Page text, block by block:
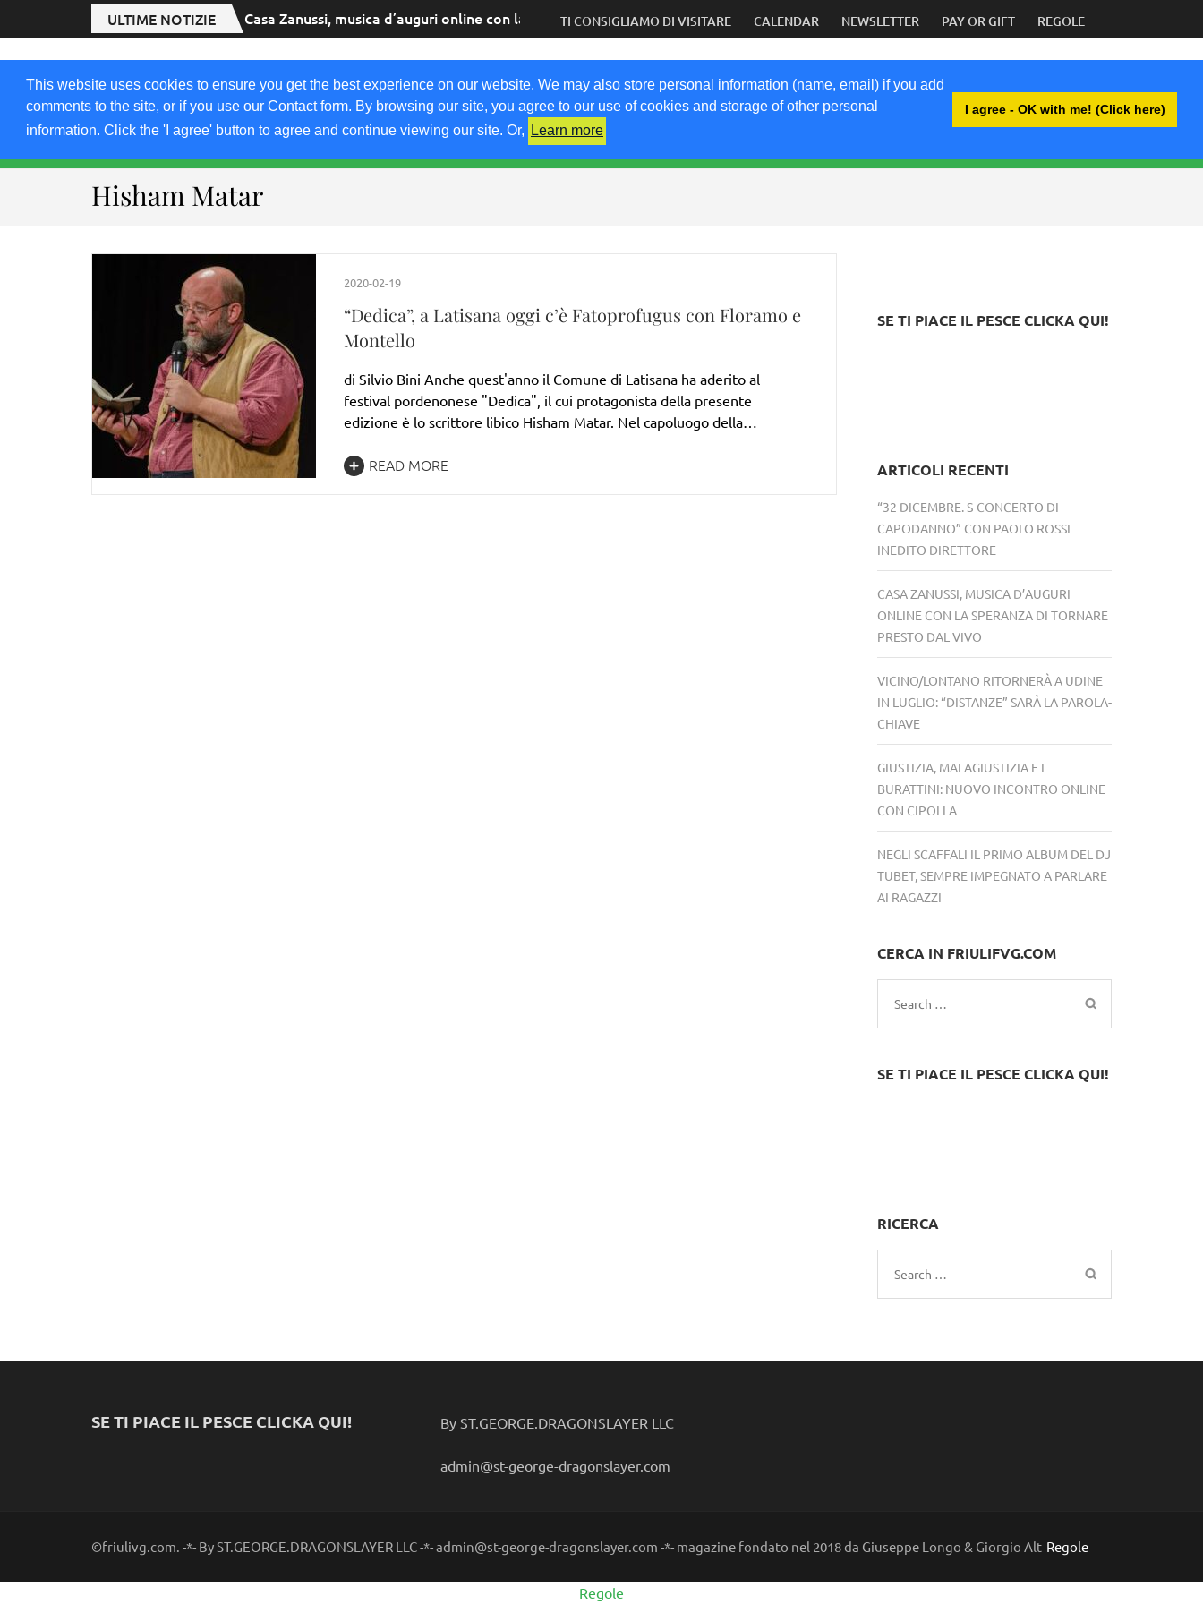
This website uses cookies to ensure you get the best experience on our website. We may also store personal information (name, email) if you add
comments to the site, or if you use our Contact form. By browsing our site, you agree to our use of cookies and storage of other personal
information. Click the 'I agree' button to agree and continue viewing our site. Or,
Learn more
I agree - OK with me! (Click here)
ULTIME NOTIZIE Casa Zanussi, musica d’auguri online con la speranza di tornare presto dal vivo
TI CONSIGLIAMO DI VISITARE CALENDAR NEWSLETTER PAY OR GIFT REGOLE
2020.FRIULIVG.COM
#Cultura #Turismo #Eventi #Territorio-FVG
HOME 2023 2021-22 2019 2018 RICETTE KM0 VIGNETO FVG
Hisham Matar
2020-02-19
“Dedica”, a Latisana oggi c’è Fatoprofugus con Floramo e
Montello
di Silvio Bini Anche quest'anno il Comune di Latisana ha aderito al
festival pordenonese "Dedica", il cui protagonista della presente
edizione è lo scrittore libico Hisham Matar. Nel capoluogo della…
READ MORE
SE TI PIACE IL PESCE CLICKA QUI!
ARTICOLI RECENTI
“32 DICEMBRE. S-CONCERTO DI
CAPODANNO” CON PAOLO ROSSI
INEDITO DIRETTORE
CASA ZANUSSI, MUSICA D’AUGURI
ONLINE CON LA SPERANZA DI TORNARE
PRESTO DAL VIVO
VICINO/LONTANO RITORNERÀ A UDINE
IN LUGLIO: “DISTANZE” SARÀ LA PAROLA-
CHIAVE
GIUSTIZIA, MALAGIUSTIZIA E I
BURATTINI: NUOVO INCONTRO ONLINE
CON CIPOLLA
NEGLI SCAFFALI IL PRIMO ALBUM DEL DJ
TUBET, SEMPRE IMPEGNATO A PARLARE
AI RAGAZZI
CERCA IN FRIULIFVG.COM
Search
for:
SE TI PIACE IL PESCE CLICKA QUI!
RICERCA
Search
for:
SE TI PIACE IL PESCE CLICKA QUI! By ST.GEORGE.DRAGONSLAYER LLC
admin@st-george-dragonslayer.com
©friulivg.com. -*- By ST.GEORGE.DRAGONSLAYER LLC -*- admin@st-george-dragonslayer.com -*- magazine fondato nel 2018 da Giuseppe Longo & Giorgio Alt Regole
Regole